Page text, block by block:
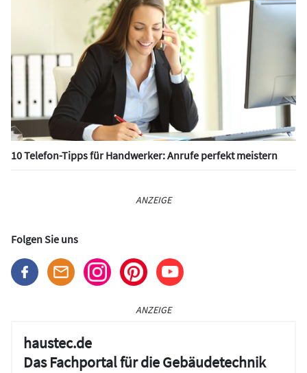
10 Telefon-Tipps für Handwerker: Anrufe perfekt meistern
ANZEIGE
Folgen Sie uns
ANZEIGE
haustec.de
Das Fachportal für die Gebäudetechnik